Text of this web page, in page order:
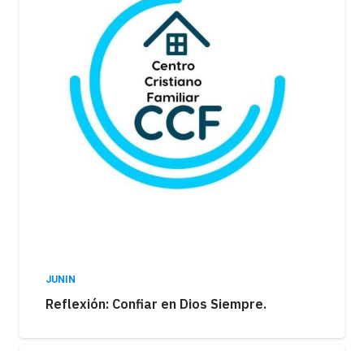
JUNIN
Reflexión: Confiar en Dios Siempre.